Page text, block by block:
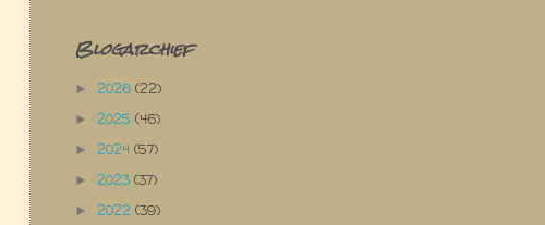
Blogarchief
► 2026 (22)
► 2025 (46)
► 2024 (57)
► 2023 (37)
► 2022 (39)